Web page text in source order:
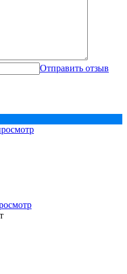
Отправить отзыв